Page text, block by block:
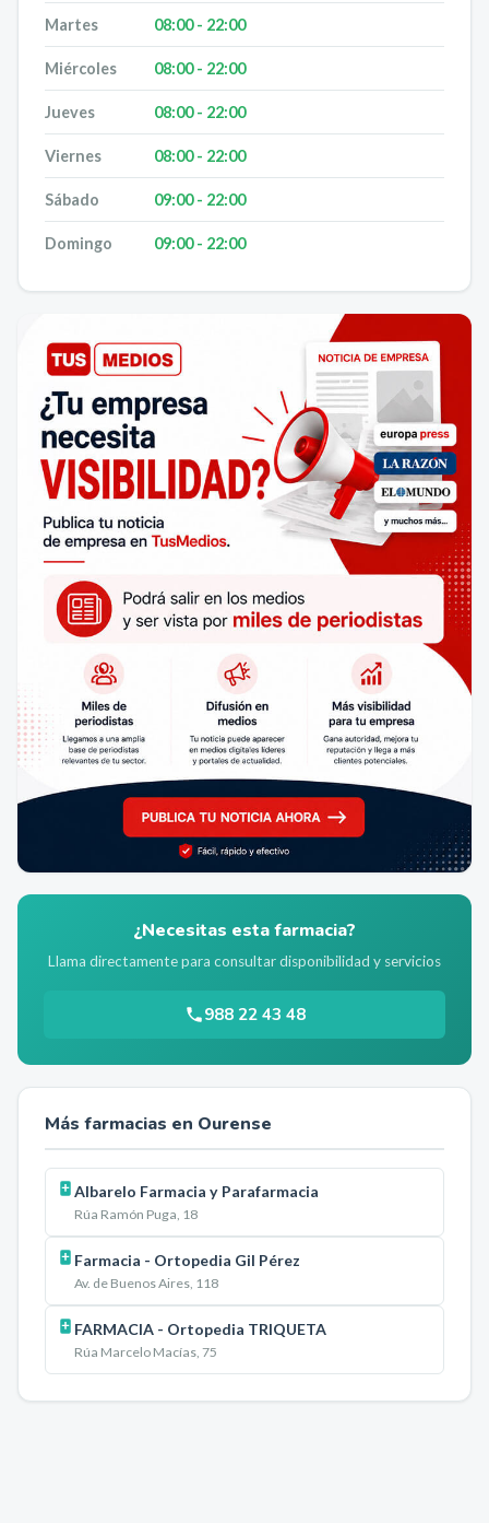
Martes 08:00 - 22:00
Miércoles 08:00 - 22:00
Jueves 08:00 - 22:00
Viernes 08:00 - 22:00
Sábado 09:00 - 22:00
Domingo 09:00 - 22:00
¿Necesitas esta farmacia?
Llama directamente para consultar disponibilidad y servicios
988 22 43 48
Más farmacias en Ourense
Albarelo Farmacia y Parafarmacia
Rúa Ramón Puga, 18
Farmacia - Ortopedia Gil Pérez
Av. de Buenos Aires, 118
FARMACIA - Ortopedia TRIQUETA
Rúa Marcelo Macías, 75